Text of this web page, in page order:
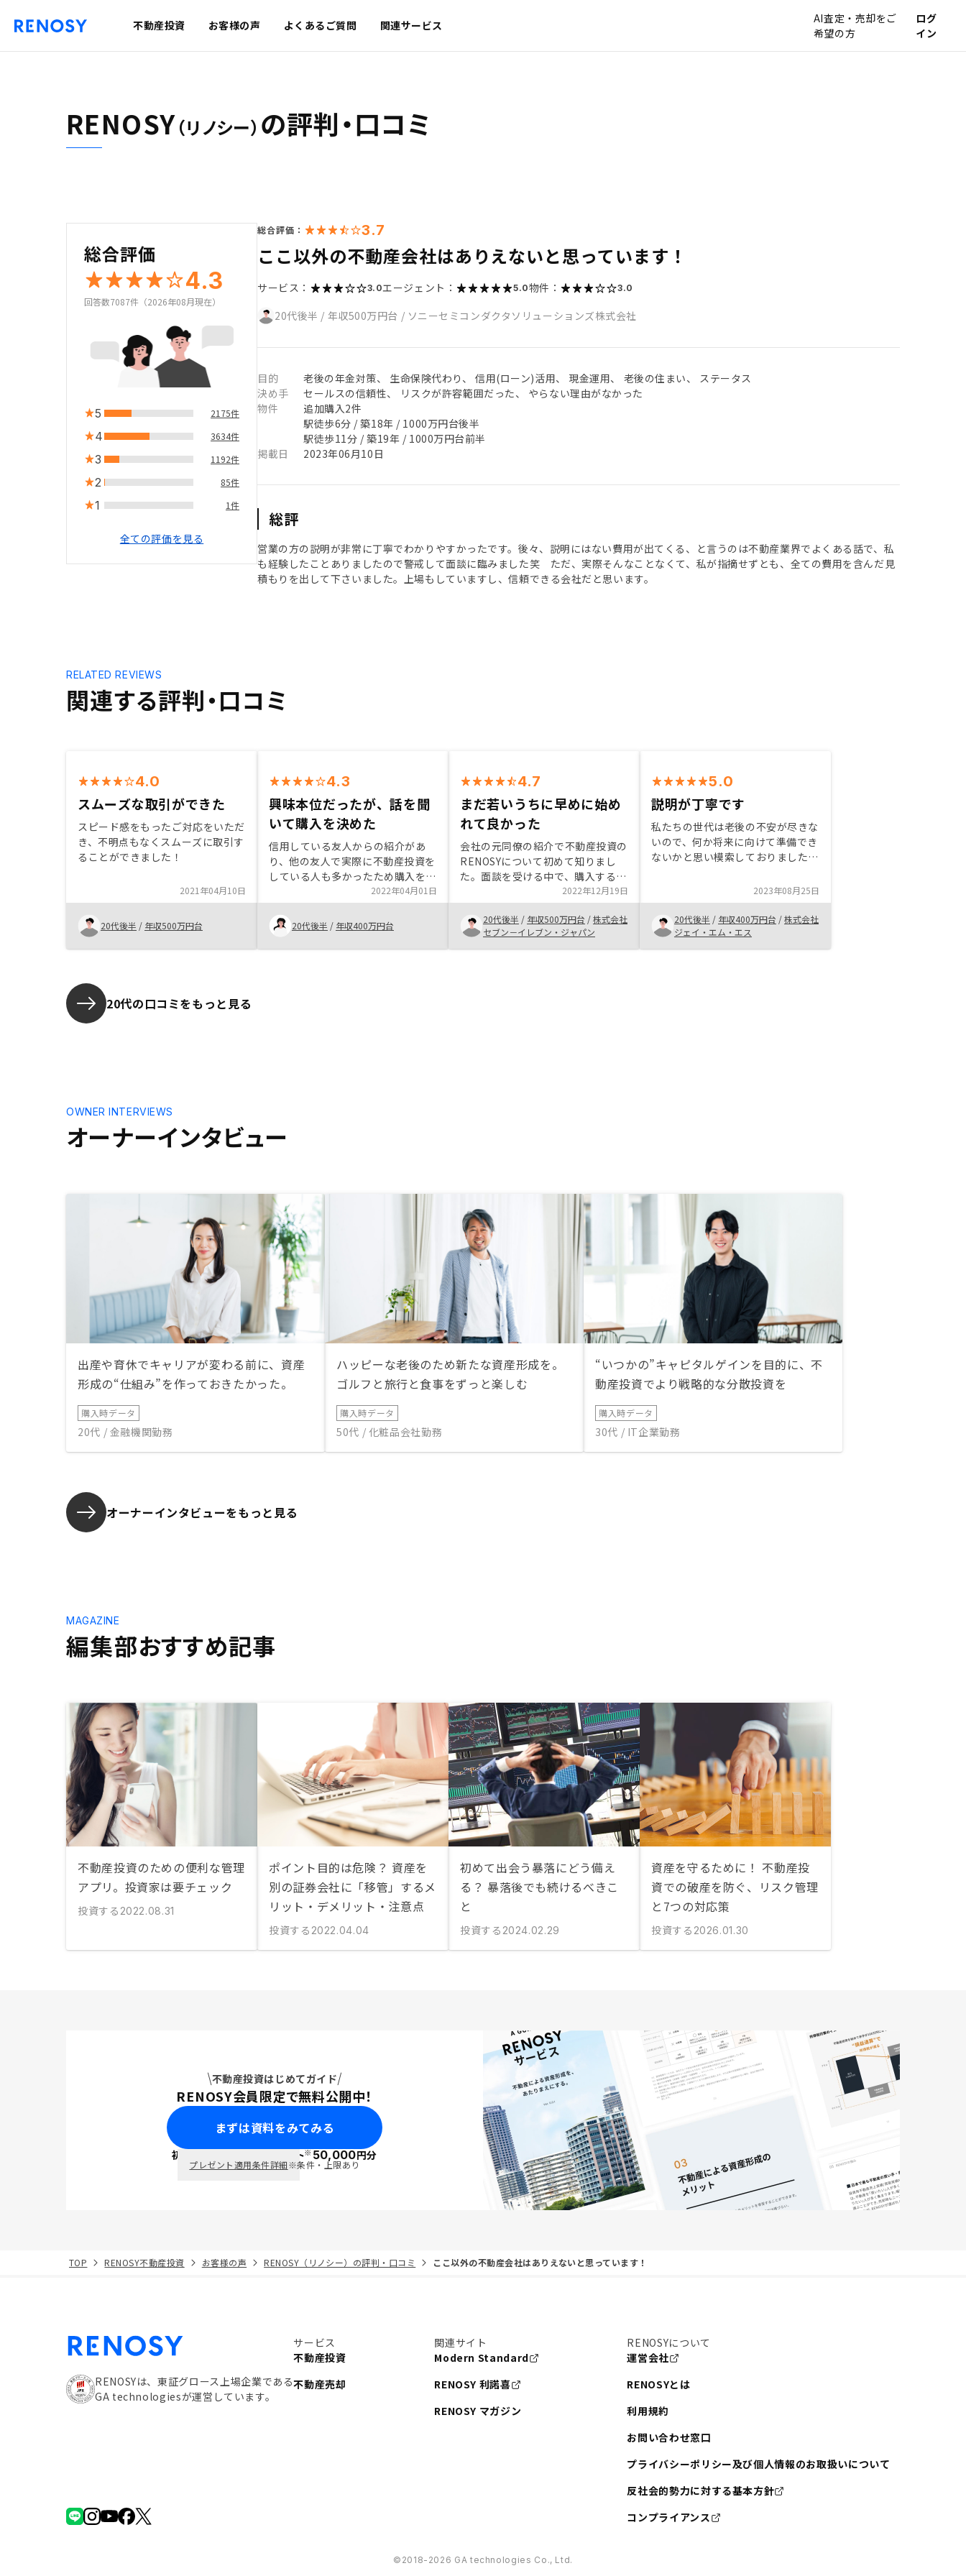
不動産投資 お客様の声 よくあるご質問 関連サービス
AI査定・売却をご
希望の方
ログ
イン
RENOSY（リノシー） の評判・口コミ
総合評価
4.3
回答数7087件（2026年08月現在）
5 2175件
4 3634件
3 1192件
2 85件
1 1件
全ての評価を見る
総合評価： 3.7
ここ以外の不動産会社はありえないと思っています！
サービス： 3.0エージェント： 5.0物件： 3.0
20代後半 / 年収500万円台 / ソニーセミコンダクタソリューションズ株式会社
目的
老後の年金対策、 生命保険代わり、 信用(ローン)活用、 現金運用、 老後の住まい、 ステータス
決め手
セールスの信頼性、 リスクが許容範囲だった、 やらない理由がなかった
物件
追加購入2件
駅徒歩6分 / 築18年 / 1000万円台後半
駅徒歩11分 / 築19年 / 1000万円台前半
掲載日
2023年06月10日
総評
営業の方の説明が非常に丁寧でわかりやすかったです。後々、説明にはない費用が出てくる、と言うのは不動産業界でよくある話で、私
も経験したことありましたので警戒して面談に臨みました笑 ただ、実際そんなことなくて、私が指摘せずとも、全ての費用を含んだ見
積もりを出して下さいました。上場もしていますし、信頼できる会社だと思います。
関連する評判・口コミ
RELATED REVIEWS
4.0
スムーズな取引ができた
スピード感をもったご対応をいただ
き、不明点もなくスムーズに取引す
ることができました！
2021年04月10日
20代後半 / 年収500万円台
4.3
興味本位だったが、話を聞
いて購入を決めた
信用している友人からの紹介があ
り、他の友人で実際に不動産投資を
している人も多かったため購入を決
めました。また、生命保険代わりに
もなり、月々の出費はそれほど多く
ないため、始めるなら早いうちの方
がいいと思いました。高い物件で
も、家賃収入でほとんどを賄うこと
2022年04月01日
20代後半 / 年収400万円台
4.7
まだ若いうちに早めに始め
れて良かった
会社の元同僚の紹介で不動産投資の
RENOSYについて初めて知りまし
た。面談を受ける中で、購入するに
当たり、セールスマンは、私の様々
な質問に対し、持ち帰る事無く、瞬
時に適切にご回答下さいました。そ
れがセールスマンへの信頼となり、
決め手となりました。
2022年12月19日
20代後半 / 年収500万円台 /株式会社
セブン－イレブン・ジャパン
5.0
説明が丁寧です
私たちの世代は老後の不安が尽きな
いので、何か将来に向けて準備でき
ないかと思い模索しておりました。
ろから始めようと思い面談をうけま
した。そこで営業の方の親身な説明
を受け、リスク等も理解し契約とな
りました。
2023年08月25日
20代後半 / 年収400万円台 /株式会社
ジェイ・エム・エス
20代の口コミをもっと見る
オーナーインタビュー
OWNER INTERVIEWS
出産や育休でキャリアが変わる前に、資産
形成の“仕組み”を作っておきたかった。
購入時データ
20代 / 金融機関勤務
ハッピーな老後のため新たな資産形成を。
ゴルフと旅行と食事をずっと楽しむ
購入時データ
50代 / 化粧品会社勤務
“いつかの”キャピタルゲインを目的に、不
動産投資でより戦略的な分散投資を
購入時データ
30代 / IT企業勤務
オーナーインタビューをもっと見る
編集部おすすめ記事
MAGAZINE
不動産投資のための便利な管理
アプリ。投資家は要チェック
投資する 2022.08.31
ポイント目的は危険？ 資産を
別の証券会社に「移管」するメ
リット・デメリット・注意点
投資する 2022.04.04
初めて出会う暴落にどう備え
る？ 暴落後でも続けるべきこ
と
投資する 2024.02.29
資産を守るために！ 不動産投
資での破産を防ぐ、リスク管理
と7つの対応策
投資する 2026.01.30
不動産投資はじめてガイド
RENOSY会員限定で無料公開中！
まずは資料をみてみる
初回面談で ポイント※50,000円分
プレゼント適用条件詳細※条件・上限あり
TOP RENOSY不動産投資 お客様の声 RENOSY（リノシー）の評判・口コミ ここ以外の不動産会社はありえないと思っています！
RENOSYは、東証グロース上場企業である
GA technologiesが運営しています。
サービス
不動産投資
不動産売却
関連サイト
Modern Standard
RENOSY 利諾喜
RENOSY マガジン
RENOSYについて
運営会社
RENOSYとは
利用規約
お問い合わせ窓口
プライバシーポリシー及び個人情報のお取扱いについて
反社会的勢力に対する基本方針
コンプライアンス
©︎2018-2026 GA technologies Co., Ltd.